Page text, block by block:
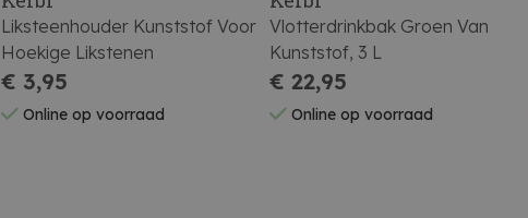
Liksteenhouder Kunststof Voor
Hoekige Likstenen
€ 3,95
Online op voorraad
Vlotterdrinkbak Groen Van
Kunststof, 3 L
€ 22,95
Online op voorraad